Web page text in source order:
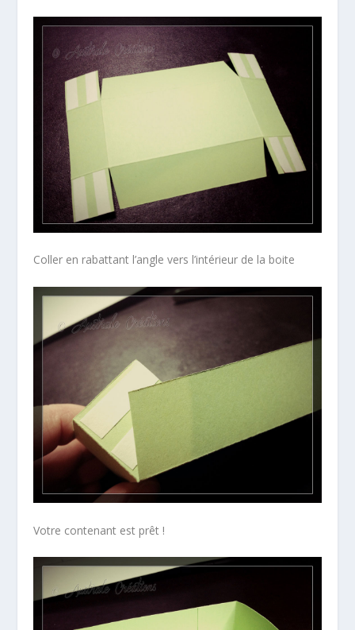
Coller en rabattant l’angle vers l’intérieur de la boite
Votre contenant est prêt !